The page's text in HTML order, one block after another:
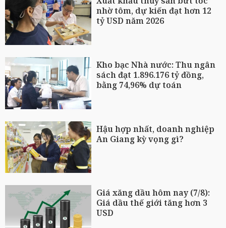
nhờ tôm, dự kiến đạt hơn 12
tỷ USD năm 2026
Kho bạc Nhà nước: Thu ngân
sách đạt 1.896.176 tỷ đồng,
bằng 74,96% dự toán
Hậu hợp nhất, doanh nghiệp
An Giang kỳ vọng gì?
Giá xăng dầu hôm nay (7/8):
Giá dầu thế giới tăng hơn 3
USD